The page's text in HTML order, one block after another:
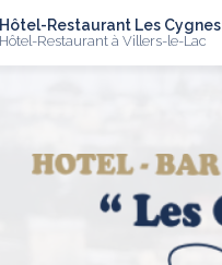
Hôtel-Restaurant Les Cygnes
Hôtel-Restaurant à Villers-le-Lac